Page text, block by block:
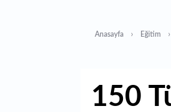
Anasayfa Eğitim
150